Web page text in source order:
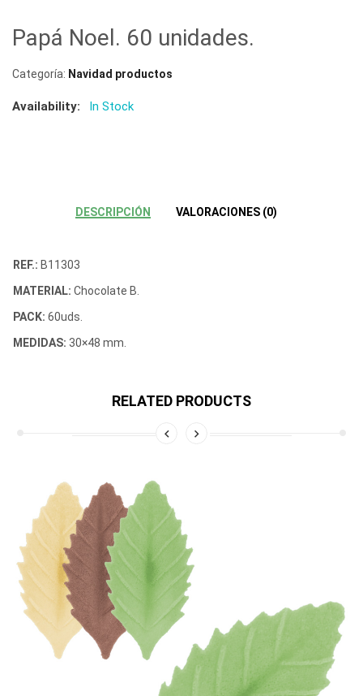
Papá Noel. 60 unidades.
Categoría: Navidad productos
Availability: In Stock
DESCRIPCIÓN VALORACIONES (0)
REF.: B11303
MATERIAL: Chocolate B.
PACK: 60uds.
MEDIDAS: 30×48 mm.
RELATED PRODUCTS